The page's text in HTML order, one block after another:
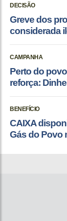
DECISÃO
Greve dos
considerada
CAMPANHA
Perto do
reforça:
BENEFÍCIO
CAIXA
Gás do Povo